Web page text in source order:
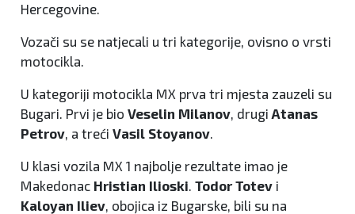
Hercegovine.
Vozači su se natjecali u tri kategorije, ovisno o vrsti
motocikla.
U kategoriji motocikla MX prva tri mjesta zauzeli su
Bugari. Prvi je bio Veselin Milanov, drugi Atanas
Petrov, a treći Vasil Stoyanov.
U klasi vozila MX 1 najbolje rezultate imao je
Makedonac Hristian Ilioski. Todor Totev i
Kaloyan Iliev, obojica iz Bugarske, bili su na